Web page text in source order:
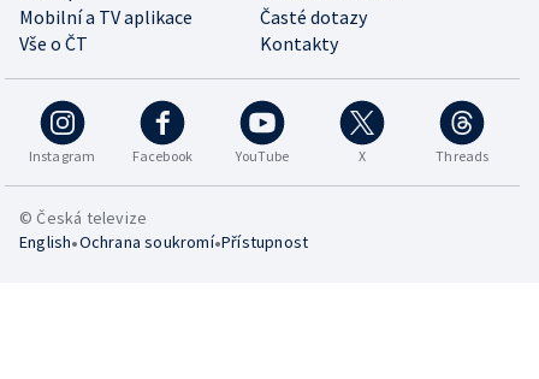
Mobilní a TV aplikace
Časté dotazy
Vše o ČT
Kontakty
Instagram Facebook YouTube X Threads
© Česká televize
English•Ochrana soukromí•Přístupnost